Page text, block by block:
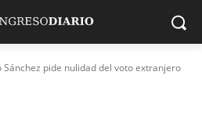
Sánchez pide nulidad del voto extranjero